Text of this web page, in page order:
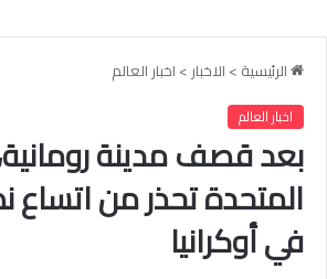
الرئيسية > الاخبار > اخبار العالم
اخبار العالم
بعد قصف مدينة
المتحدة تحذر من اتساع
في أوكرانيا